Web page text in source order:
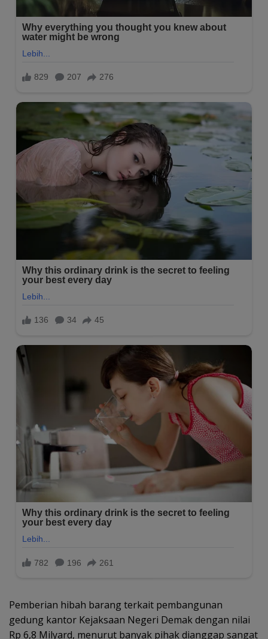
Pemberian hibah barang terkait pembangunan
gedung kantor Kejaksaan Negeri Demak dengan nilai
Rp 6,8 Milyard, menurut banyak pihak dianggap sangat